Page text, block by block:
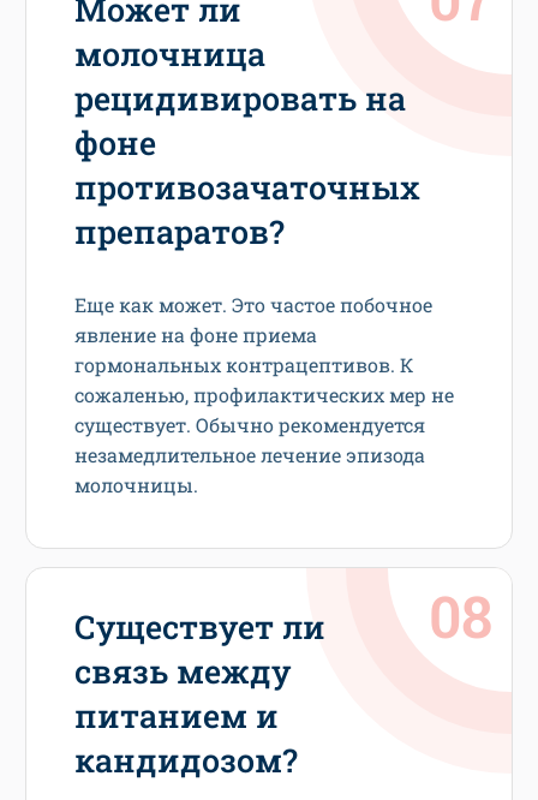
Может ли
молочница
рецидивировать на
фоне
противозачаточных
препаратов?
Еще как может. Это частое побочное
явление на фоне приема
гормональных контрацептивов. К
сожаленью, профилактических мер не
существует. Обычно рекомендуется
незамедлительное лечение эпизода
молочницы.
Существует ли
связь между
питанием и
кандидозом?